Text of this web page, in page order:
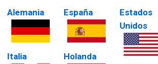
Alemania
Italia
España
Holanda
Estados
Unidos